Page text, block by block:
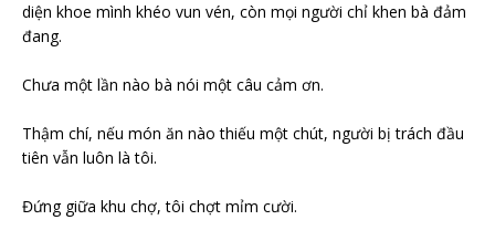
diện khoe mình khéo vun vén, còn mọi người chỉ khen bà đảm
đang.
Chưa một lần nào bà nói một câu cảm ơn.
Thậm chí, nếu món ăn nào thiếu một chút, người bị trách đầu
tiên vẫn luôn là tôi.
Đứng giữa khu chợ, tôi chợt mỉm cười.